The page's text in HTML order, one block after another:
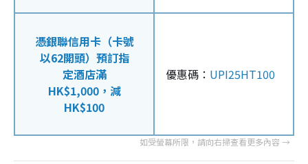
憑銀聯信用卡（卡號
以62開頭）預訂指
定酒店滿
HK$1,000，減
HK$100
優惠碼： UPI25HT100